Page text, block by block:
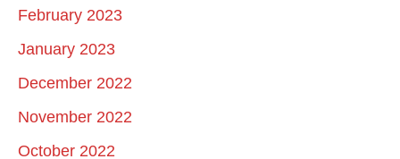
February 2023
January 2023
December 2022
November 2022
October 2022